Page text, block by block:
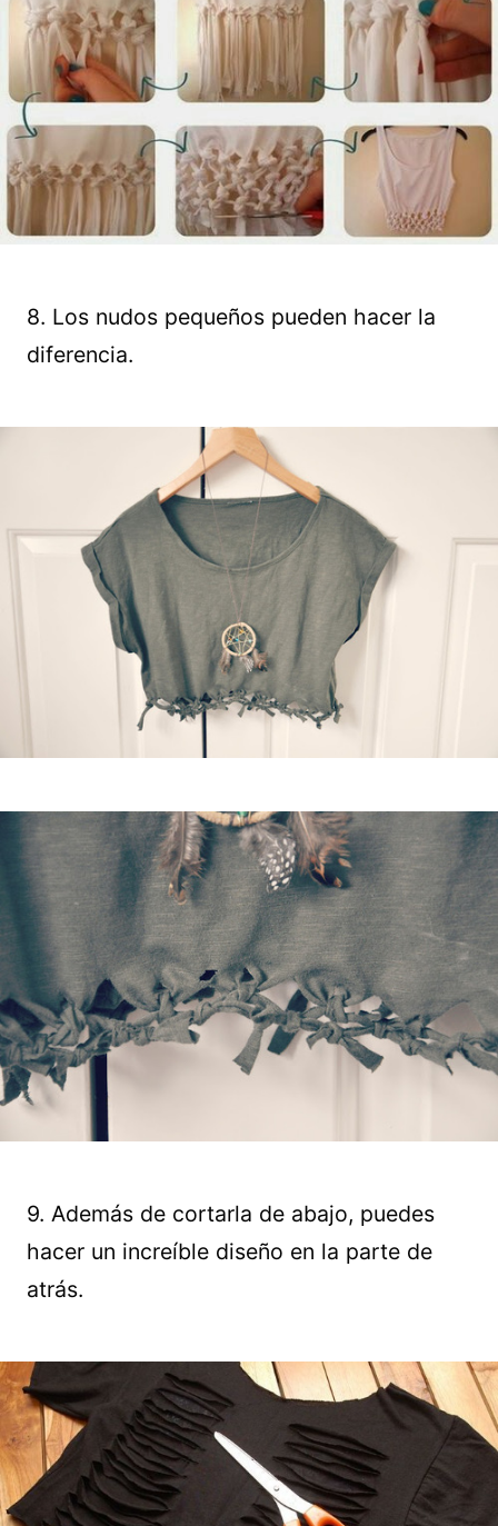
8. Los nudos pequeños pueden hacer la
diferencia.
9. Además de cortarla de abajo, puedes
hacer un increíble diseño en la parte de
atrás.